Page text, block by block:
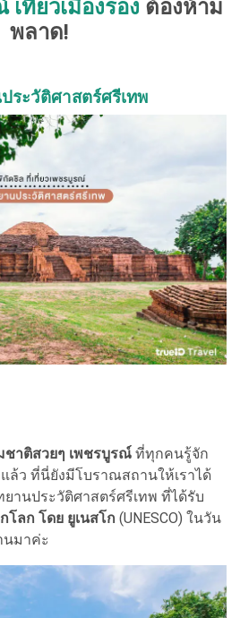
ที่ยวเมืองรอง ต้องห้าม
พลาด!
ระวัติศาสตร์ศรีเทพ
ชาติสวยๆ เพชรบูรณ์ ที่ทุกคนรู้จัก
ล้ว ที่นี่ยังมีโบราณสถานให้เราได้
านประวัติศาสตร์ศรีเทพ ที่ได้รับ
โลก โดย ยูเนสโก (UNESCO) ในวัน
นมาค่ะ